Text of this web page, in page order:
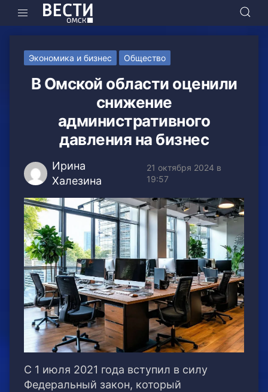
Экономика и бизнес Общество
В Омской области оценили
снижение
административного
давления на бизнес
Ирина
Халезина
21 октября 2024 в
19:57
С 1 июля 2021 года вступил в силу
Федеральный закон, который